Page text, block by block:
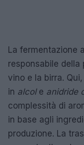
La fermentazione
responsabile della
vino e la birra.
in alcole anidride
complessità di
in base agli
produzione. La